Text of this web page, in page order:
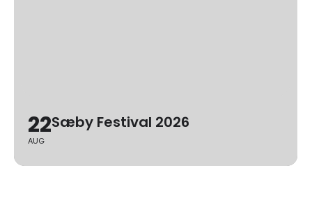
22
AUG
Sæby Festival 2026